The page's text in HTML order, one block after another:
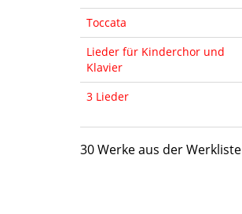
Toccata
Lieder für Kinderchor und
Klavier
3 Lieder
30 Werke aus der Werkliste